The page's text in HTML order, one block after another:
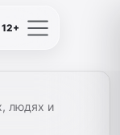
12+
людях и